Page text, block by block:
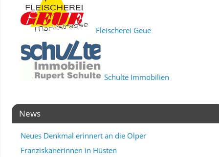
Fleischerei Geue
Schulte Immobilien
News
Neues Denkmal erinnert an die Olper
Franziskanerinnen in Hüsten